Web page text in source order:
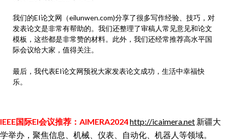
我们的EI论文网（eilunwen.com)分享了很多写作经验、技巧，对
发表论文是非常有帮助的。我们还整理了审稿人常见意见和论文
模板，这些都是非常赞的材料。此外，我们还经常推荐高水平国
际会议给大家，值得关注。
最后，我代表EI论文网预祝大家发表论文成功，生活中幸福快
乐。
IEEE国际EI会议推荐：AIMERA2024http://icaimera.net 新疆大
学举办，聚焦信息、机械、仪表、自动化、机器人等领域。